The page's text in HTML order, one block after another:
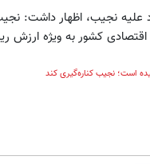
علیه نجیب، اظهار داشت:
اقتصادی کشور به ویژه ارزش
است؛ نجیب کناره‌گیری کند